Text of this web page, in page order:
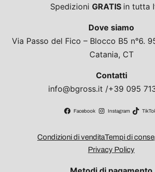
Spedizioni GRATIS in tutta
Dove siamo
Via Passo del Fico – Blocco B5 n°6.
Catania, CT
Contatti
info@bgross.it /+39 095
Facebook Instagram
Condizioni di venditaTempi di
Privacy Policy